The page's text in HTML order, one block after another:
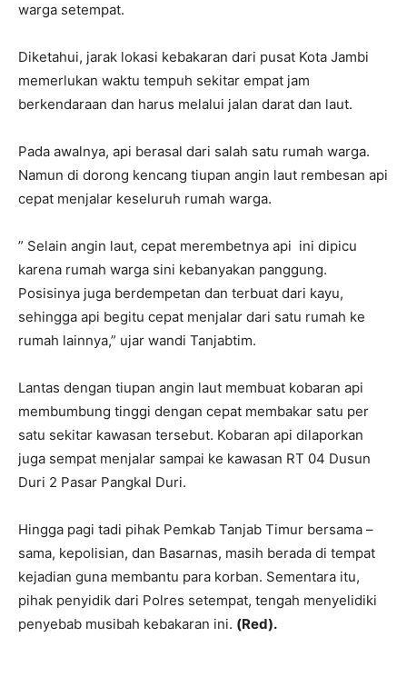
warga setempat.
Diketahui, jarak lokasi kebakaran dari pusat Kota Jambi
memerlukan waktu tempuh sekitar empat jam
berkendaraan dan harus melalui jalan darat dan laut.
Pada awalnya, api berasal dari salah satu rumah warga.
Namun di dorong kencang tiupan angin laut rembesan api
cepat menjalar keseluruh rumah warga.
” Selain angin laut, cepat merembetnya api ini dipicu
karena rumah warga sini kebanyakan panggung.
Posisinya juga berdempetan dan terbuat dari kayu,
sehingga api begitu cepat menjalar dari satu rumah ke
rumah lainnya,” ujar wandi Tanjabtim.
Lantas dengan tiupan angin laut membuat kobaran api
membumbung tinggi dengan cepat membakar satu per
satu sekitar kawasan tersebut. Kobaran api dilaporkan
juga sempat menjalar sampai ke kawasan RT 04 Dusun
Duri 2 Pasar Pangkal Duri.
Hingga pagi tadi pihak Pemkab Tanjab Timur bersama –
sama, kepolisian, dan Basarnas, masih berada di tempat
kejadian guna membantu para korban. Sementara itu,
pihak penyidik dari Polres setempat, tengah menyelidiki
penyebab musibah kebakaran ini. (Red).